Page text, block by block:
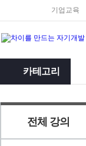
기업교육
카테고리
전체 강의